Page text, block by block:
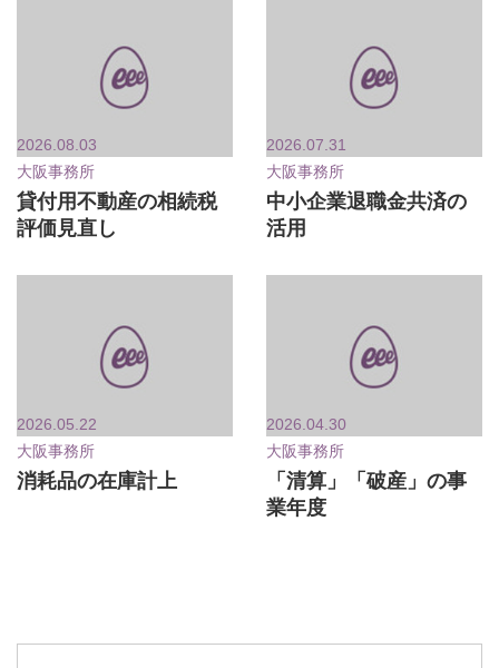
2026.08.03
大阪事務所
貸付用不動産の相続税
評価見直し
2026.07.31
大阪事務所
中小企業退職金共済の
活用
2026.05.22
大阪事務所
消耗品の在庫計上
2026.04.30
大阪事務所
「清算」「破産」の事
業年度